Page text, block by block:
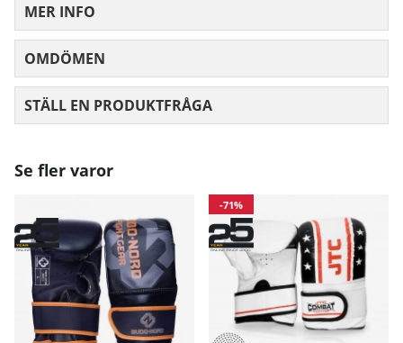
MER INFO
OMDÖMEN
STÄLL EN PRODUKTFRÅGA
Se fler varor
-71%